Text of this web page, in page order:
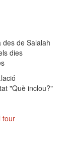
de Salalah
dies
"Què inclou?"
tour